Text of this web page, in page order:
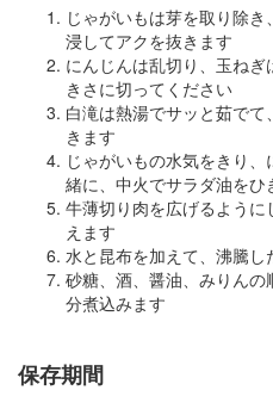
じゃがいもは芽を取り除
浸してアクを抜きます
にんじんは乱切り、玉ね
きさに切ってください
白滝は熱湯でサッと茹で
きます
じゃがいもの水気をきり
緒に、中火でサラダ油をひ
牛薄切り肉を広げるよう
えます
水と昆布を加えて、沸騰
砂糖、酒、醤油、みりん
分煮込みます
保存期間